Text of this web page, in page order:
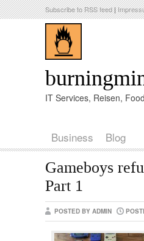
Subscribe to RSS feed|
IT Services, Reisen,
Business Blog
Gameboys
Part 1
POSTED BY ADMIN